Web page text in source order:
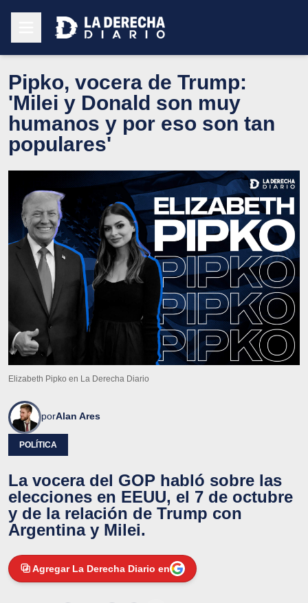
Pipko, vocera de Trump:
'Milei y Donald son muy
humanos y por eso son tan
populares'
Elizabeth Pipko en La Derecha Diario
porAlan Ares
POLÍTICA
La vocera del GOP habló sobre las
elecciones en EEUU, el 7 de octubre
y de la relación de Trump con
Argentina y Milei.
Agregar La Derecha Diario en